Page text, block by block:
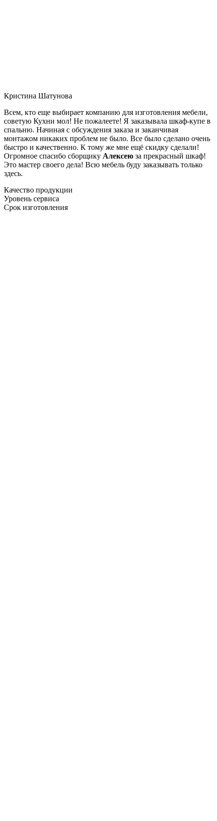
Кристина Шатунова
Всем, кто еще выбирает компанию для изготовления мебели,
советую Кухни мол! Не пожалеете! Я заказывала шкаф-купе в
спальню. Начиная с обсуждения заказа и заканчивая
монтажом никаких проблем не было. Все было сделано очень
быстро и качественно. К тому же мне ещё скидку сделали!
Огромное спасибо сборщику Алексею за прекрасный шкаф!
Это мастер своего дела! Всю мебель буду заказывать только
здесь.
Качество продукции
Уровень сервиса
Срок изготовления